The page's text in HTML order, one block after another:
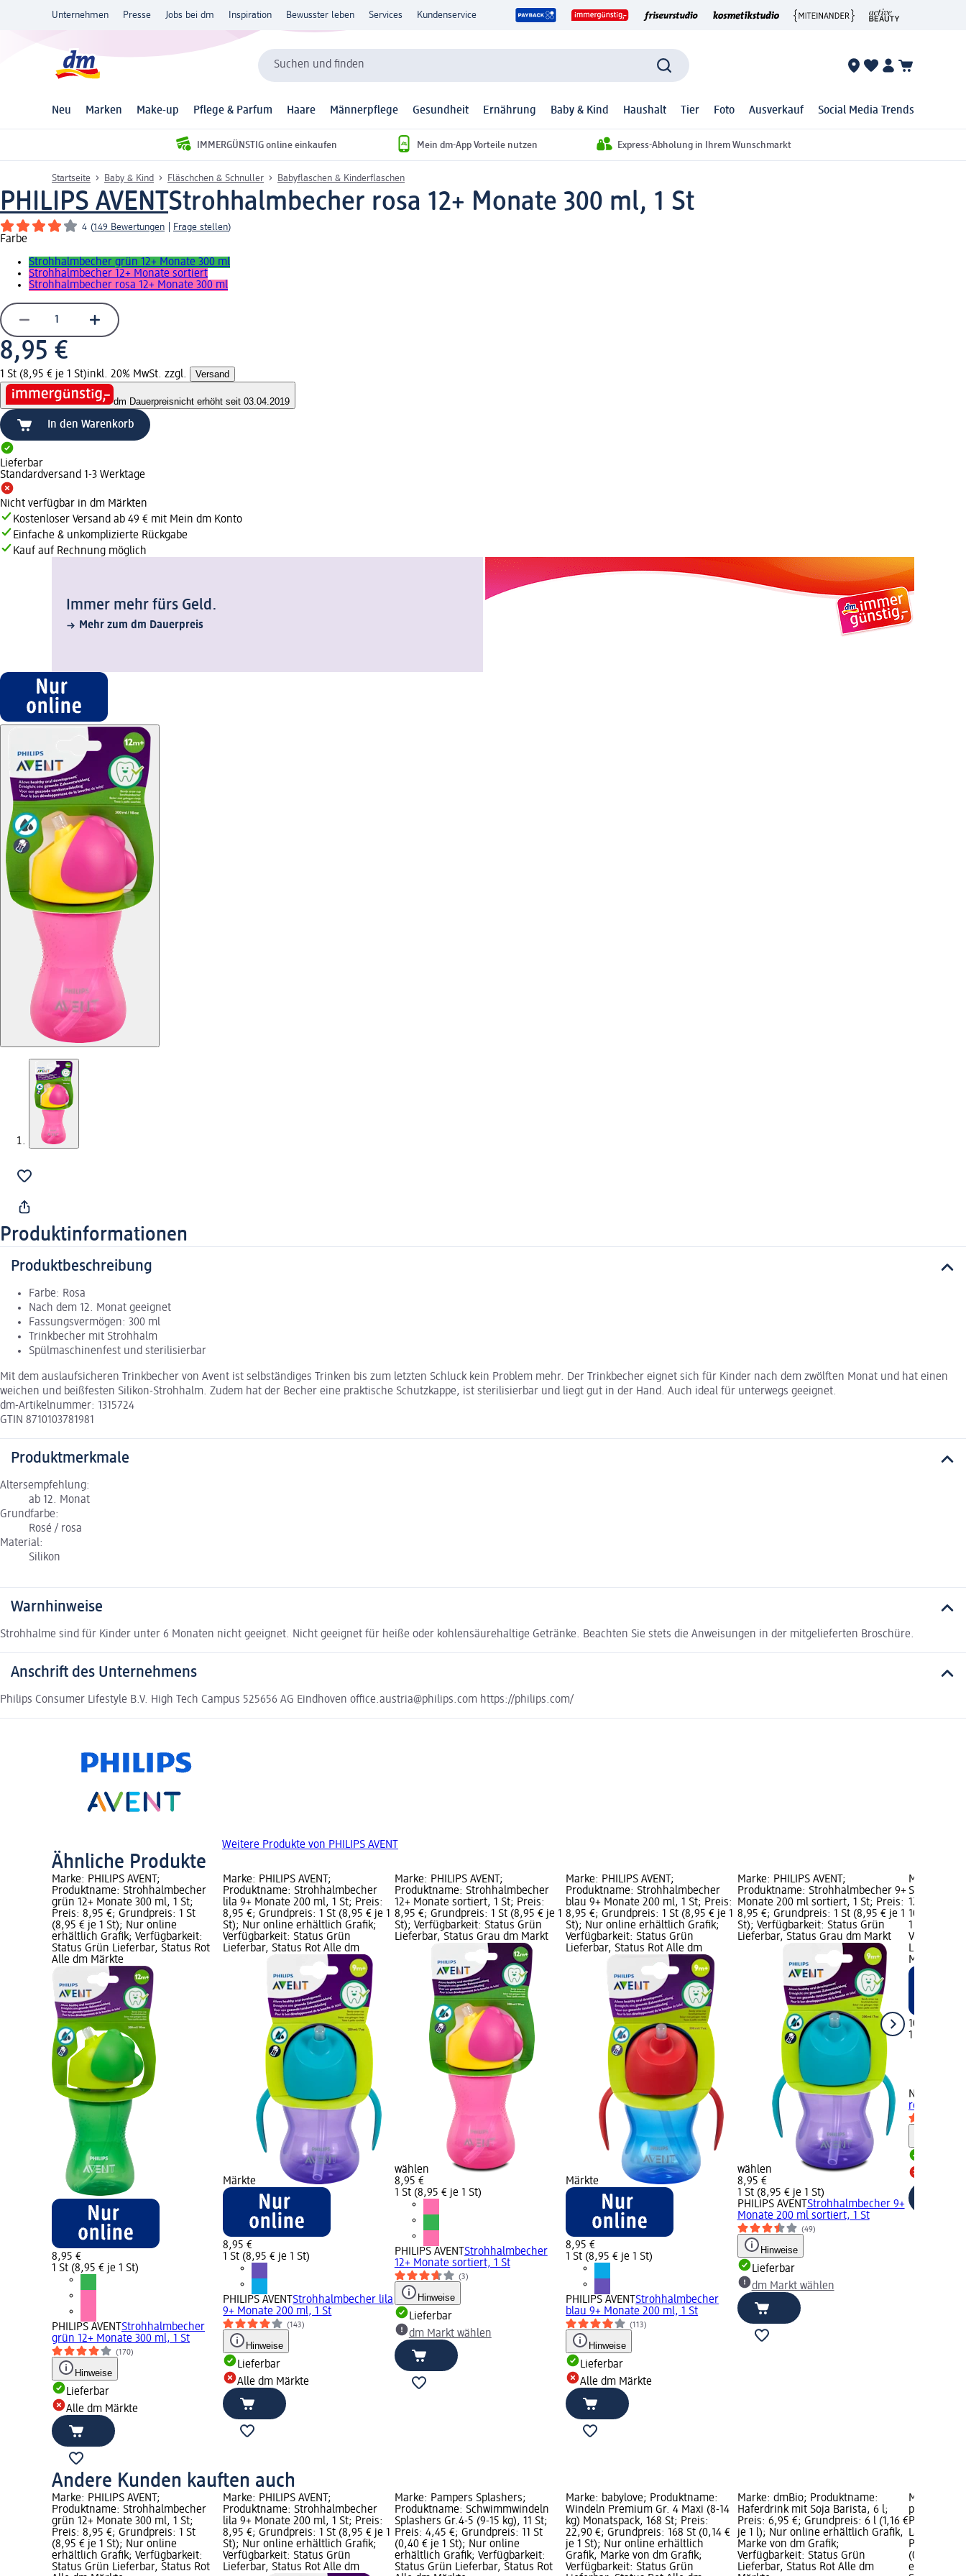
Unternehmen Presse Jobs bei dm Inspiration Bewusster leben Services Kundenservice
Suchen und finden
Neu Marken Make-up Pflege & Parfum Haare Männerpflege Gesundheit Ernährung Baby & Kind Haushalt Tier Foto Ausverkauf Social Media Trends
IMMERGÜNSTIG online einkaufen Mein dm-App Vorteile nutzen Express-Abholung in Ihrem Wunschmarkt
Startseite Baby & Kind Fläschchen & Schnuller Babyflaschen & Kinderflaschen
PHILIPS AVENTStrohhalmbecher rosa 12+ Monate 300 ml, 1 St
4 (149 Bewertungen Frage stellen)
Farbe
Strohhalmbecher grün 12+ Monate 300 ml
Strohhalmbecher 12+ Monate sortiert
Strohhalmbecher rosa 12+ Monate 300 ml
8,95 €
1 St (8,95 € je 1 St)inkl. 20% MwSt. zzgl. Versand
dm Dauerpreisnicht erhöht seit 03.04.2019
In den Warenkorb
Lieferbar
Standardversand 1-3 Werktage
Nicht verfügbar in dm Märkten
Kostenloser Versand ab 49 € mit Mein dm Konto
Einfache & unkomplizierte Rückgabe
Kauf auf Rechnung möglich
Immer mehr fürs Geld.
Mehr zum dm Dauerpreis
Produktinformationen
Produktbeschreibung
Farbe: Rosa
Nach dem 12. Monat geeignet
Fassungsvermögen: 300 ml
Trinkbecher mit Strohhalm
Spülmaschinenfest und sterilisierbar
Mit dem auslaufsicheren Trinkbecher von Avent ist selbständiges Trinken bis zum letzten Schluck kein Problem mehr. Der Trinkbecher eignet sich für Kinder nach dem zwölften Monat und hat einen
weichen und beißfesten Silikon-Strohhalm. Zudem hat der Becher eine praktische Schutzkappe, ist sterilisierbar und liegt gut in der Hand. Auch ideal für unterwegs geeignet.
dm-Artikelnummer: 1315724
GTIN 8710103781981
Produktmerkmale
Altersempfehlung:
ab 12. Monat
Grundfarbe:
Rosé / rosa
Material:
Silikon
Warnhinweise
Strohhalme sind für Kinder unter 6 Monaten nicht geeignet. Nicht geeignet für heiße oder kohlensäurehaltige Getränke. Beachten Sie stets die Anweisungen in der mitgelieferten Broschüre.
Anschrift des Unternehmens
Philips Consumer Lifestyle B.V. High Tech Campus 525656 AG Eindhoven office.austria@philips.com https://philips.com/
Weitere Produkte von PHILIPS AVENT
Ähnliche Produkte
Marke: PHILIPS AVENT;
Produktname: Strohhalmbecher
grün 12+ Monate 300 ml, 1 St;
Preis: 8,95 €; Grundpreis: 1 St
(8,95 € je 1 St); Nur online
erhältlich Grafik; Verfügbarkeit:
Status Grün Lieferbar, Status Rot
Alle dm Märkte
8,95 €
1 St (8,95 € je 1 St)
PHILIPS AVENT Strohhalmbecher
grün 12+ Monate 300 ml, 1 St
(170)
Hinweise
Lieferbar
Alle dm Märkte
Marke: PHILIPS AVENT;
Produktname: Strohhalmbecher
lila 9+ Monate 200 ml, 1 St; Preis:
8,95 €; Grundpreis: 1 St (8,95 € je 1
St); Nur online erhältlich Grafik;
Verfügbarkeit: Status Grün
Lieferbar, Status Rot Alle dm
Märkte
8,95 €
1 St (8,95 € je 1 St)
PHILIPS AVENT Strohhalmbecher lila
9+ Monate 200 ml, 1 St
(143)
Hinweise
Lieferbar
Alle dm Märkte
Marke: PHILIPS AVENT;
Produktname: Strohhalmbecher
12+ Monate sortiert, 1 St; Preis:
8,95 €; Grundpreis: 1 St (8,95 € je 1
St); Verfügbarkeit: Status Grün
Lieferbar, Status Grau dm Markt
wählen
8,95 €
1 St (8,95 € je 1 St)
PHILIPS AVENT Strohhalmbecher
12+ Monate sortiert, 1 St
(3)
Hinweise
Lieferbar
dm Markt wählen
Marke: PHILIPS AVENT;
Produktname: Strohhalmbecher
blau 9+ Monate 200 ml, 1 St; Preis:
8,95 €; Grundpreis: 1 St (8,95 € je 1
St); Nur online erhältlich Grafik;
Verfügbarkeit: Status Grün
Lieferbar, Status Rot Alle dm
Märkte
8,95 €
1 St (8,95 € je 1 St)
PHILIPS AVENT Strohhalmbecher
blau 9+ Monate 200 ml, 1 St
(113)
Hinweise
Lieferbar
Alle dm Märkte
Marke: PHILIPS AVENT;
Produktname: Strohhalmbecher 9+
Monate 200 ml sortiert, 1 St; Preis:
8,95 €; Grundpreis: 1 St (8,95 € je 1
St); Verfügbarkeit: Status Grün
Lieferbar, Status Grau dm Markt
wählen
8,95 €
1 St (8,95 € je 1 St)
PHILIPS AVENT Strohhalmbecher 9+
Monate 200 ml sortiert, 1 St
(49)
Hinweise
Lieferbar
dm Markt wählen
Marke:
12+
10,95 €;
1 St); Nur
Lieferbar,
Märkte
10,95 €
1 St (10,95
NUK
rosa 12+
Andere Kunden kauften auch
Marke: PHILIPS AVENT;
Produktname: Strohhalmbecher
grün 12+ Monate 300 ml, 1 St;
Preis: 8,95 €; Grundpreis: 1 St
(8,95 € je 1 St); Nur online
erhältlich Grafik; Verfügbarkeit:
Status Grün Lieferbar, Status Rot
Marke: PHILIPS AVENT;
Produktname: Strohhalmbecher
lila 9+ Monate 200 ml, 1 St; Preis:
8,95 €; Grundpreis: 1 St (8,95 € je 1
St); Nur online erhältlich Grafik;
Verfügbarkeit: Status Grün
Lieferbar, Status Rot Alle dm
Marke: Pampers Splashers;
Produktname: Schwimmwindeln
Splashers Gr.4-5 (9-15 kg), 11 St;
Preis: 4,45 €; Grundpreis: 11 St
(0,40 € je 1 St); Nur online
erhältlich Grafik; Verfügbarkeit:
Status Grün Lieferbar, Status Rot
Marke: babylove; Produktname:
Windeln Premium Gr. 4 Maxi (8-14
kg) Monatspack, 168 St; Preis:
22,90 €; Grundpreis: 168 St (0,14 €
je 1 St); Nur online erhältlich
Grafik, Marke von dm Grafik;
Verfügbarkeit: Status Grün
Marke: dmBio; Produktname:
Haferdrink mit Soja Barista, 6 l;
Preis: 6,95 €; Grundpreis: 6 l (1,16 €
je 1 l); Nur online erhältlich Grafik,
Marke von dm Grafik;
Verfügbarkeit: Status Grün
Lieferbar, Status Rot Alle dm
Marke:
protection;
Premium
Large (13-
Preis:
(0,41 € je 1
erhältlich